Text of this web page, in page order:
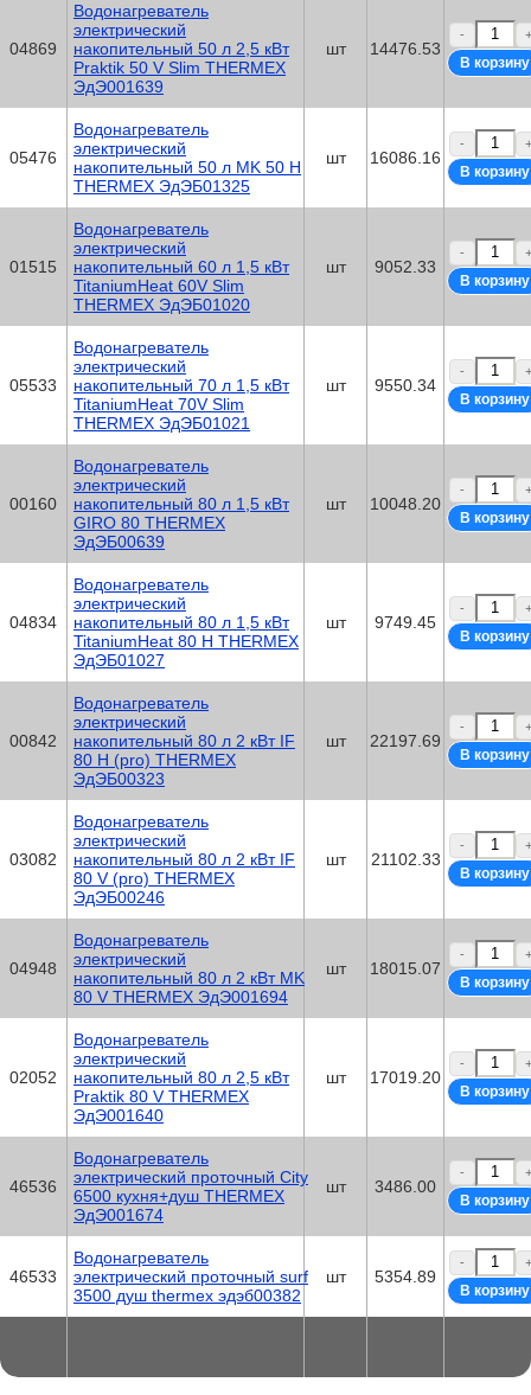
04869
Водонагреватель
электрический
накопительный 50 л 2,5 кВт
Praktik 50 V Slim THERMEX
ЭдЭ001639
шт 14476.53
- +
05476
Водонагреватель
электрический
накопительный 50 л MK 50 H
THERMEX ЭдЭБ01325
шт 16086.16
- +
01515
Водонагреватель
электрический
накопительный 60 л 1,5 кВт
TitaniumHeat 60V Slim
THERMEX ЭдЭБ01020
шт 9052.33
- +
05533
Водонагреватель
электрический
накопительный 70 л 1,5 кВт
TitaniumHeat 70V Slim
THERMEX ЭдЭБ01021
шт 9550.34
- +
00160
Водонагреватель
электрический
накопительный 80 л 1,5 кВт
GIRO 80 THERMEX
ЭдЭБ00639
шт 10048.20
- +
04834
Водонагреватель
электрический
накопительный 80 л 1,5 кВт
TitaniumHeat 80 H THERMEX
ЭдЭБ01027
шт 9749.45
- +
00842
Водонагреватель
электрический
накопительный 80 л 2 кВт IF
80 H (pro) THERMEX
ЭдЭБ00323
шт 22197.69
- +
03082
Водонагреватель
электрический
накопительный 80 л 2 кВт IF
80 V (pro) THERMEX
ЭдЭБ00246
шт 21102.33
- +
04948
Водонагреватель
электрический
накопительный 80 л 2 кВт MK
80 V THERMEX ЭдЭ001694
шт 18015.07
- +
02052
Водонагреватель
электрический
накопительный 80 л 2,5 кВт
Praktik 80 V THERMEX
ЭдЭ001640
шт 17019.20
- +
46536
Водонагреватель
электрический проточный City
6500 кухня+душ THERMEX
ЭдЭ001674
шт 3486.00
- +
46533
Водонагреватель
электрический проточный surf
3500 душ thermex эдэб00382
шт 5354.89
- +